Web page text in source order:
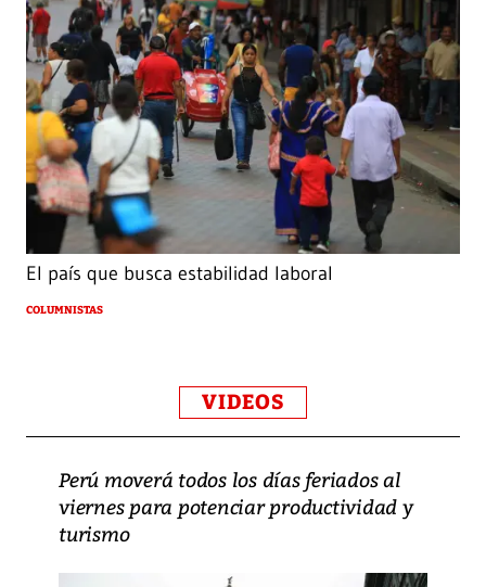
El país que busca estabilidad laboral
COLUMNISTAS
VIDEOS
Perú moverá todos los días feriados al
viernes para potenciar productividad y
turismo